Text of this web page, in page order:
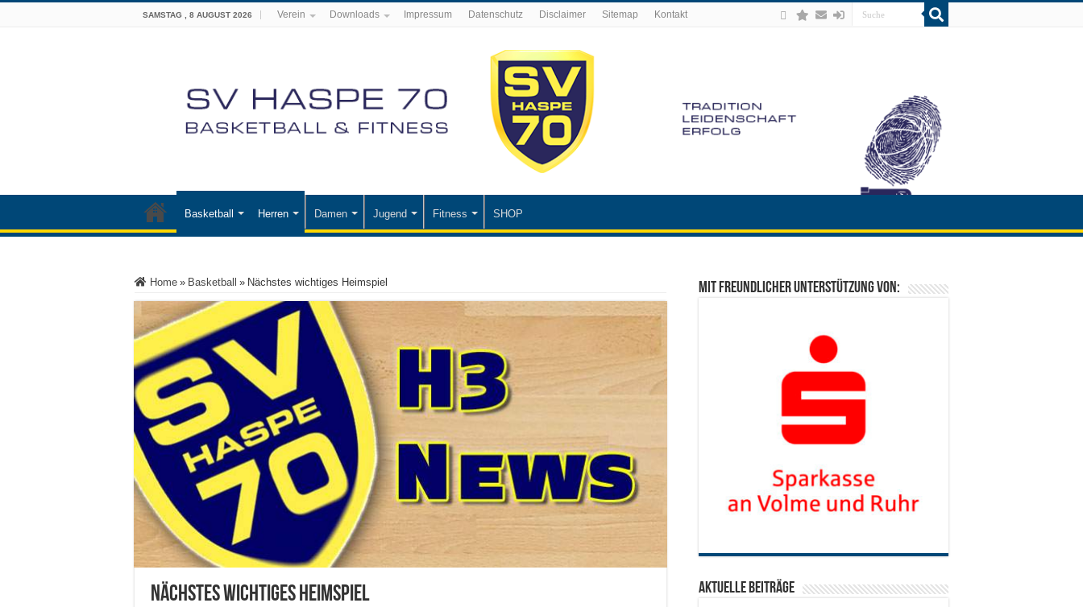
SAMSTAG , 8 AUGUST 2026 Verein Downloads Impressum Datenschutz Disclaimer Sitemap Kontakt
Basketball Herren Damen Jugend Fitness SHOP
Home » Basketball » Nächstes wichtiges Heimspiel
Nächstes wichtiges Heimspiel
Mit freundlicher Unterstützung von:
Aktuelle Beiträge